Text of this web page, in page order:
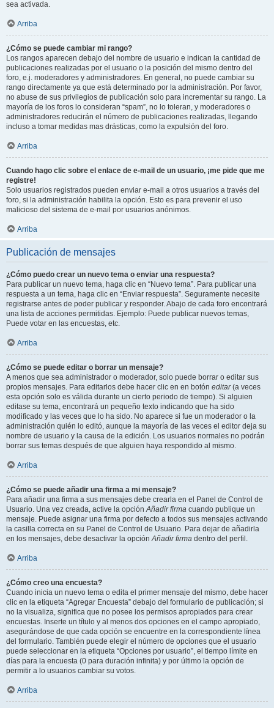
sea activada.
Arriba
¿Cómo se puede cambiar mi rango?
Los rangos aparecen debajo del nombre de usuario e indican la cantidad de
publicaciones realizadas por el usuario o la posición del mismo dentro del
foro, e.j. moderadores y administradores. En general, no puede cambiar su
rango directamente ya que está determinado por la administración. Por favor,
no abuse de sus privilegios de publicación solo para incrementar su rango. La
mayoría de los foros lo consideran “spam”, no lo toleran, y moderadores o
administradores reducirán el número de publicaciones realizadas, llegando
incluso a tomar medidas mas drásticas, como la expulsión del foro.
Arriba
Cuando hago clic sobre el enlace de e-mail de un usuario, ¡me pide que me
registre!
Solo usuarios registrados pueden enviar e-mail a otros usuarios a través del
foro, si la administración habilita la opción. Esto es para prevenir el uso
malicioso del sistema de e-mail por usuarios anónimos.
Arriba
Publicación de mensajes
¿Cómo puedo crear un nuevo tema o enviar una respuesta?
Para publicar un nuevo tema, haga clic en “Nuevo tema”. Para publicar una
respuesta a un tema, haga clic en “Enviar respuesta”. Seguramente necesite
registrarse antes de poder publicar y responder. Abajo de cada foro encontrará
una lista de acciones permitidas. Ejemplo: Puede publicar nuevos temas,
Puede votar en las encuestas, etc.
Arriba
¿Cómo se puede editar o borrar un mensaje?
A menos que sea administrador o moderador, solo puede borrar o editar sus
propios mensajes. Para editarlos debe hacer clic en en botón editar(a veces
esta opción solo es válida durante un cierto periodo de tiempo). Si alguien
editase su tema, encontrará un pequeño texto indicando que ha sido
modificado y las veces que lo ha sido. No aparece si fue un moderador o la
administración quién lo editó, aunque la mayoría de las veces el editor deja su
nombre de usuario y la causa de la edición. Los usuarios normales no podrán
borrar sus temas después de que alguien haya respondido al mismo.
Arriba
¿Cómo se puede añadir una firma a mi mensaje?
Para añadir una firma a sus mensajes debe crearla en el Panel de Control de
Usuario. Una vez creada, active la opciónAñadir firma cuando publique un
mensaje. Puede asignar una firma por defecto a todos sus mensajes activando
la casilla correcta en su Panel de Control de Usuario. Para dejar de añadirla
en los mensajes, debe desactivar la opciónAñadir firma dentro del perfil.
Arriba
¿Cómo creo una encuesta?
Cuando inicia un nuevo tema o edita el primer mensaje del mismo, debe hacer
clic en la etiqueta “Agregar Encuesta” debajo del formulario de publicación; si
no la visualiza, significa que no posee los permisos apropiados para crear
encuestas. Inserte un título y al menos dos opciones en el campo apropiado,
asegurándose de que cada opción se encuentre en la correspondiente línea
del formulario. También puede elegir el número de opciones que el usuario
puede seleccionar en la etiqueta “Opciones por usuario”, el tiempo límite en
días para la encuesta (0 para duración infinita) y por último la opción de
permitir a lo usuarios cambiar su votos.
Arriba